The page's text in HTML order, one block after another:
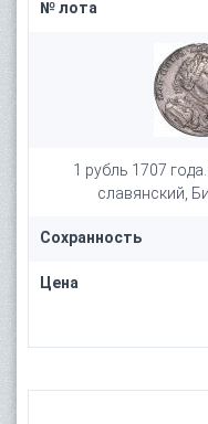
№ лота
1 рубль 1707
славянский,
Сохранность
Цена